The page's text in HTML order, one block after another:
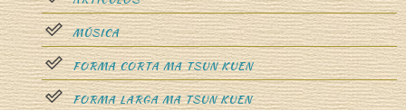
MÚSICA
FORMA CORTA MA TSUN KUEN
FORMA LARGA MA TSUN KUEN